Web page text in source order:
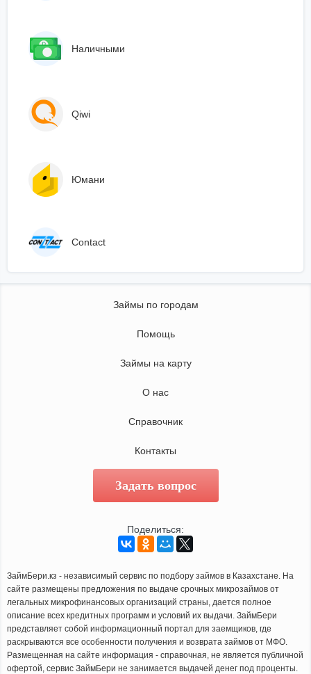
Наличными
Qiwi
Юмани
Сontact
Займы по городам
Помощь
Займы на карту
О нас
Справочник
Контакты
Задать вопрос
Поделиться:
ЗаймБери.кз - независимый сервис по подбору займов в Казахстане. На
сайте размещены предложения по выдаче срочных микрозаймов от
легальных микрофинансовых организаций страны, дается полное
описание всех кредитных программ и условий их выдачи. ЗаймБери
представляет собой информационный портал для заемщиков, где
раскрываются все особенности получения и возврата займов от МФО.
Размещенная на сайте информация - справочная, не является публичной
офертой, сервис ЗаймБери не занимается выдачей денег под проценты.